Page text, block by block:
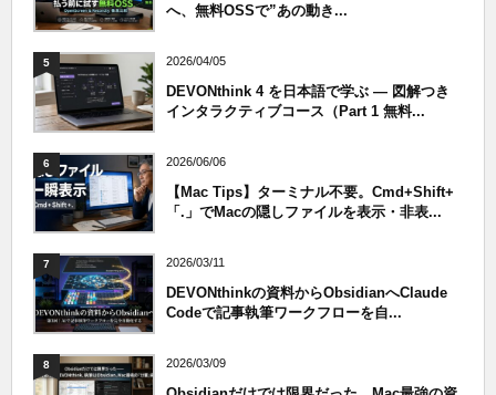
へ、無料OSSで”あの動き...
5 2026/04/05
DEVONthink 4 を日本語で学ぶ — 図解つき
インタラクティブコース（Part 1 無料...
6 2026/06/06
【Mac Tips】ターミナル不要。Cmd+Shift+
「.」でMacの隠しファイルを表示・非表...
7 2026/03/11
DEVONthinkの資料からObsidianへClaude
Codeで記事執筆ワークフローを自...
8 2026/03/09